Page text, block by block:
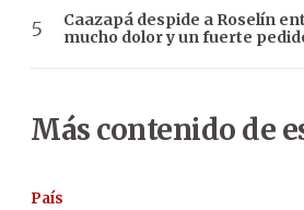
Caazapá despide a Roselín
mucho dolor y un fuerte
Más contenido de
País